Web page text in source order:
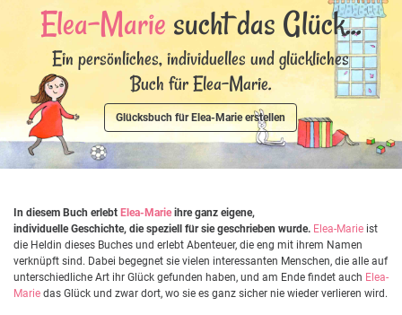
Elea-Mariesucht das Glück...
Ein persönliches, individuelles und glückliches
Buch für Elea-Marie.
Glücksbuch für Elea-Marie erstellen
In diesem Buch erlebt Elea-Marieihre ganz eigene,
individuelle Geschichte, die speziell für sie geschrieben wurde. Elea-Marie ist
die Heldin dieses Buches und erlebt Abenteuer, die eng mit ihrem Namen
verknüpft sind. Dabei begegnet sie vielen interessanten Menschen, die alle auf
unterschiedliche Art ihr Glück gefunden haben, und am Ende findet auch Elea-
Marie das Glück und zwar dort, wo sie es ganz sicher nie wieder verlieren wird.